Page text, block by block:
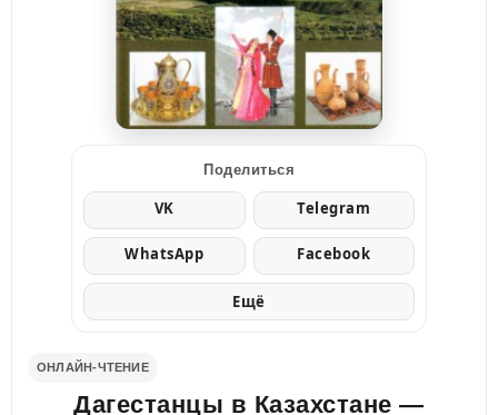
Поделиться
VK Telegram
WhatsApp Facebook
Ещё
ОНЛАЙН-ЧТЕНИЕ
Дагестанцы в Казахстане —